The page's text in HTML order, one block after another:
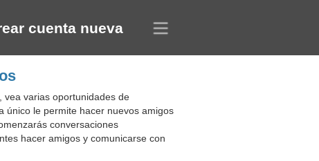
cuenta nueva
vea varias oportunidades de
único le permite hacer nuevos amigos
conversaciones
hacer amigos y comunicarse con